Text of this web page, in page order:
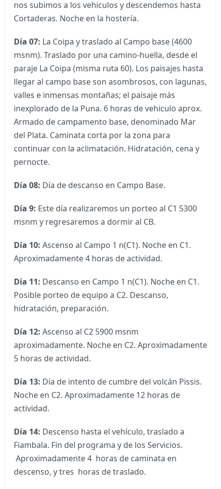
nos subimos a los vehiculos y descendemos hasta
Cortaderas. Noche en la hostería.
Día 07: La Coipa y traslado al Campo base (4600
msnm). Traslado por una camino-huella, desde el
paraje La Coipa (misma ruta 60). Los paisajes hasta
llegar al campo base son asombrosos, con lagunas,
valles e inmensas montañas; el paisaje más
inexplorado de la Puna. 6 horas de vehiculo aprox.
Armado de campamento base, denominado Mar
del Plata. Caminata corta por la zona para
continuar con la aclimatación. Hidratación, cena y
pernocte.
Día 08: Día de descanso en Campo Base.
Día 9: Este día realizaremos un porteo al C1 5300
msnm y regresaremos a dormir al CB.
Día 10: Ascenso al Campo 1 n(C1). Noche en C1.
Aproximadamente 4 horas de actividad.
Día 11: Descanso en Campo 1 n(C1). Noche en C1.
Posible porteo de equipo a C2. Descanso,
hidratación, preparación.
Día 12: Ascenso al C2 5900 msnm
aproximadamente. Noche en C2. Aproximadamente
5 horas de actividad.
Día 13: Día de intento de cumbre del volcán Pissis.
Noche en C2. Aproximadamente 12 horas de
actividad.
Día 14: Descenso hasta el vehículo, traslado a
Fiambala. Fin del programa y de los Servicios.
Aproximadamente 4 horas de caminata en
descenso, y tres horas de traslado.